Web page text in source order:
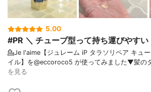
5.00
#PR ＼ チューブ型って持ち運びやすい
💁Je l'aime【ジュレーム iP タラソリペア キュ
イル】を@eccoroco5 が使ってみました⁡⁡⁡⁡▼⁡髪の
を見る